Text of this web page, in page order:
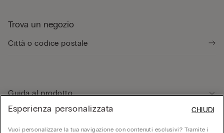
Trova un negozio
Guida al prodotto
Esperienza personalizzata
Vuoi personalizzare la tua navigazione con contenuti esclusivi? Tramite i
CHIUDI